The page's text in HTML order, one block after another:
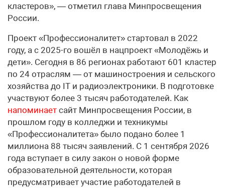
кластеров», — отметил глава Минпросвещения
России.
Проект «Профессионалитет» стартовал в 2022
году, а с 2025-го вошёл в нацпроект «Молодёжь и
дети». Сегодня в 86 регионах работают 601 кластер
по 24 отраслям — от машиностроения и сельского
хозяйства до IT и радиоэлектроники. В подготовке
участвуют более 3 тысяч работодателей. Как
напоминает сайт Минпросвещения России, в
прошлом году в колледжи и техникумы
«Профессионалитета» было подано более 1
миллиона 88 тысяч заявлений. С 1 сентября 2026
года вступает в силу закон о новой форме
образовательной деятельности, которая
предусматривает участие работодателей в